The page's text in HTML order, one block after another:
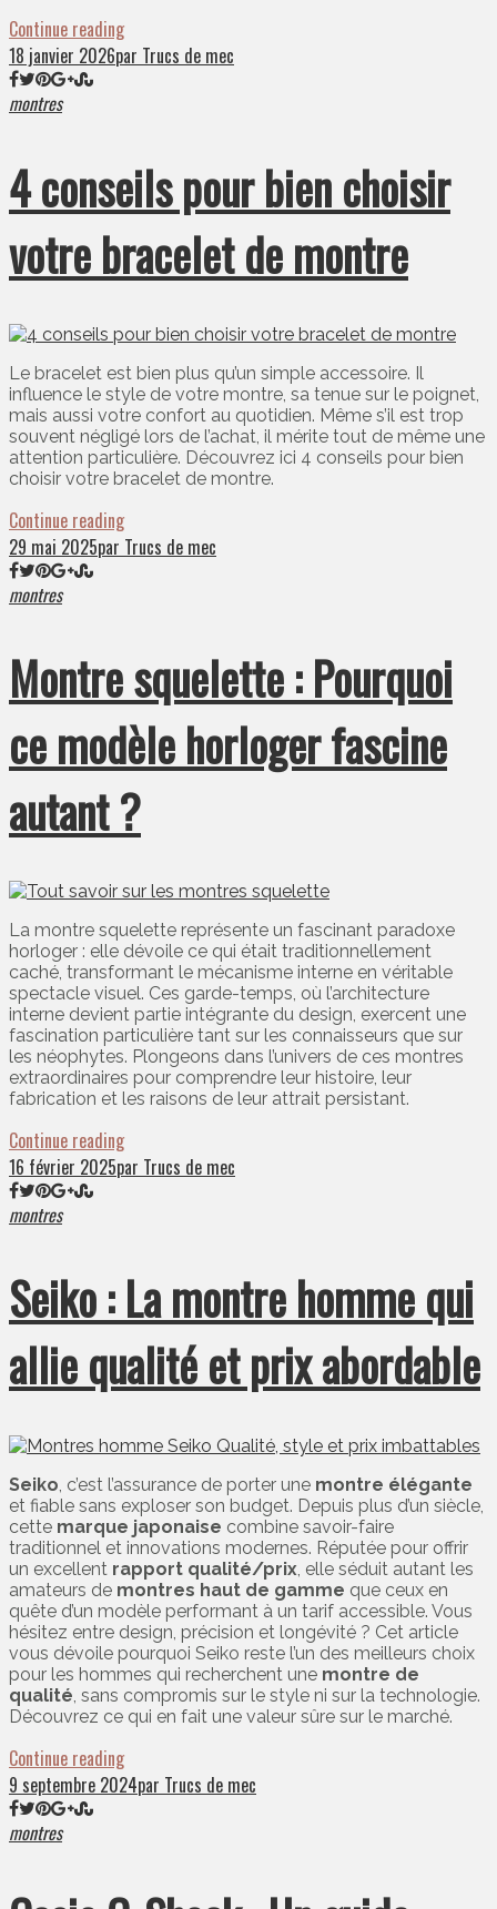
Continue reading
18 janvier 2026par Trucs de mec
montres
4 conseils pour bien choisir
votre bracelet de montre
Le bracelet est bien plus qu’un simple accessoire. Il
influence le style de votre montre, sa tenue sur le poignet,
mais aussi votre confort au quotidien. Même s’il est trop
souvent négligé lors de l’achat, il mérite tout de même une
attention particulière. Découvrez ici 4 conseils pour bien
choisir votre bracelet de montre.
Continue reading
29 mai 2025par Trucs de mec
montres
Montre squelette : Pourquoi
ce modèle horloger fascine
autant ?
La montre squelette représente un fascinant paradoxe
horloger : elle dévoile ce qui était traditionnellement
caché, transformant le mécanisme interne en véritable
spectacle visuel. Ces garde-temps, où l’architecture
interne devient partie intégrante du design, exercent une
fascination particulière tant sur les connaisseurs que sur
les néophytes. Plongeons dans l’univers de ces montres
extraordinaires pour comprendre leur histoire, leur
fabrication et les raisons de leur attrait persistant.
Continue reading
16 février 2025par Trucs de mec
montres
Seiko : La montre homme qui
allie qualité et prix abordable
Seiko , c’est l’assurance de porter une montre élégante
et fiable sans exploser son budget. Depuis plus d’un siècle,
cette marque japonaise combine savoir-faire
traditionnel et innovations modernes. Réputée pour offrir
un excellent rapport qualité/prix , elle séduit autant les
amateurs de montres haut de gamme que ceux en
quête d’un modèle performant à un tarif accessible. Vous
hésitez entre design, précision et longévité ? Cet article
vous dévoile pourquoi Seiko reste l’un des meilleurs choix
pour les hommes qui recherchent une montre de
qualité , sans compromis sur le style ni sur la technologie.
Découvrez ce qui en fait une valeur sûre sur le marché.
Continue reading
9 septembre 2024par Trucs de mec
montres